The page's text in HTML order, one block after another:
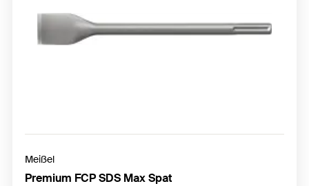
Meißel
Premium FCP SDS Max Spat